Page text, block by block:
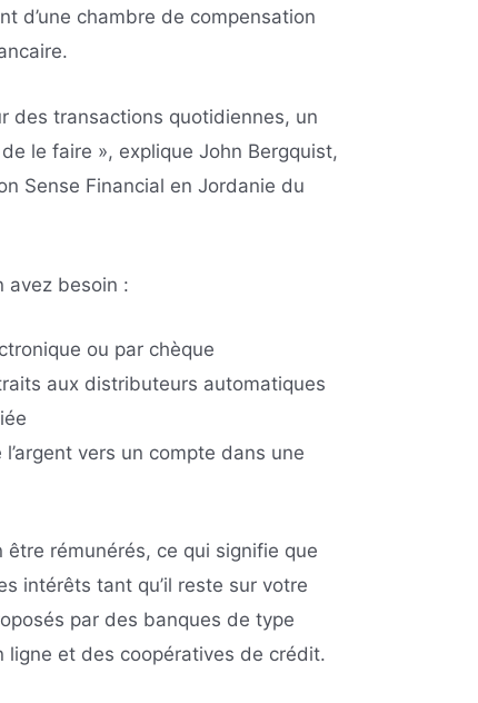
d’une chambre de compensation
des transactions quotidiennes, un
le faire », explique John Bergquist,
Sense Financial en Jordanie du
avez besoin :
ou par chèque
aux distributeurs automatiques
vers un compte dans une
rémunérés, ce qui signifie que
intérêts tant qu’il reste sur votre
par des banques de type
et des coopératives de crédit.